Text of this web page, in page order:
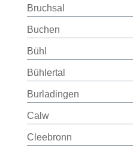
Bruchsal
Buchen
Bühl
Bühlertal
Burladingen
Calw
Cleebronn